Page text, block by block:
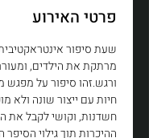
פרטי האירוע
שעת סיפור
מרתקת את הילדים,
ורגש.זהו סיפור על מפגש
חיות עם ייצור שונה ולא
חשדנות, וקושי לקבל את
ההיכרות תוך גילוי